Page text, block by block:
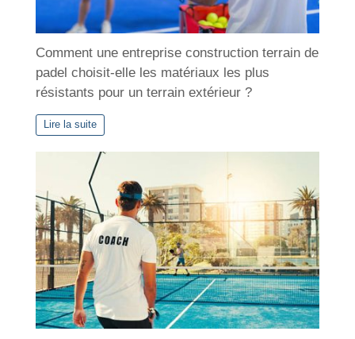
Comment une entreprise construction terrain de
padel choisit-elle les matériaux les plus
résistants pour un terrain extérieur ?
Lire la suite